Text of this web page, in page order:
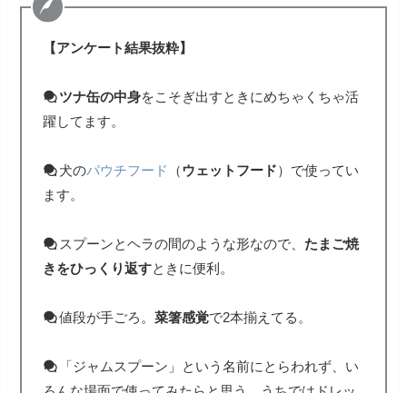
【アンケート結果抜粋】
ツナ缶の中身をこそぎ出すときにめちゃくちゃ活
躍してます。
犬のパウチフード （ウェットフード）で使ってい
ます。
スプーンとヘラの間のような形なので、 たまご焼
きをひっくり返すときに便利。
値段が手ごろ。 菜箸感覚で2本揃えてる。
「ジャムスプーン」という名前にとらわれず、い